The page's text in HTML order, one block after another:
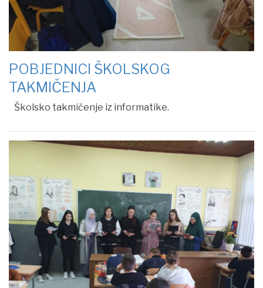
POBJEDNICI ŠKOLSKOG
TAKMIČENJA
Školsko takmičenje iz informatike.